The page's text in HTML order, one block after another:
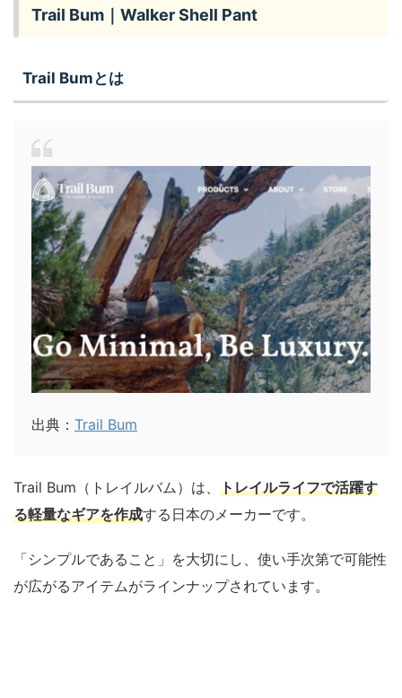
Trail Bum｜Walker Shell Pant
Trail Bumとは
出典： Trail Bum
Trail Bum（トレイルバム）は、 トレイルライフで活躍す
る軽量なギアを作成する日本のメーカーです。
「シンプルであること」を大切にし、使い手次第で可能性
が広がるアイテムがラインナップされています。